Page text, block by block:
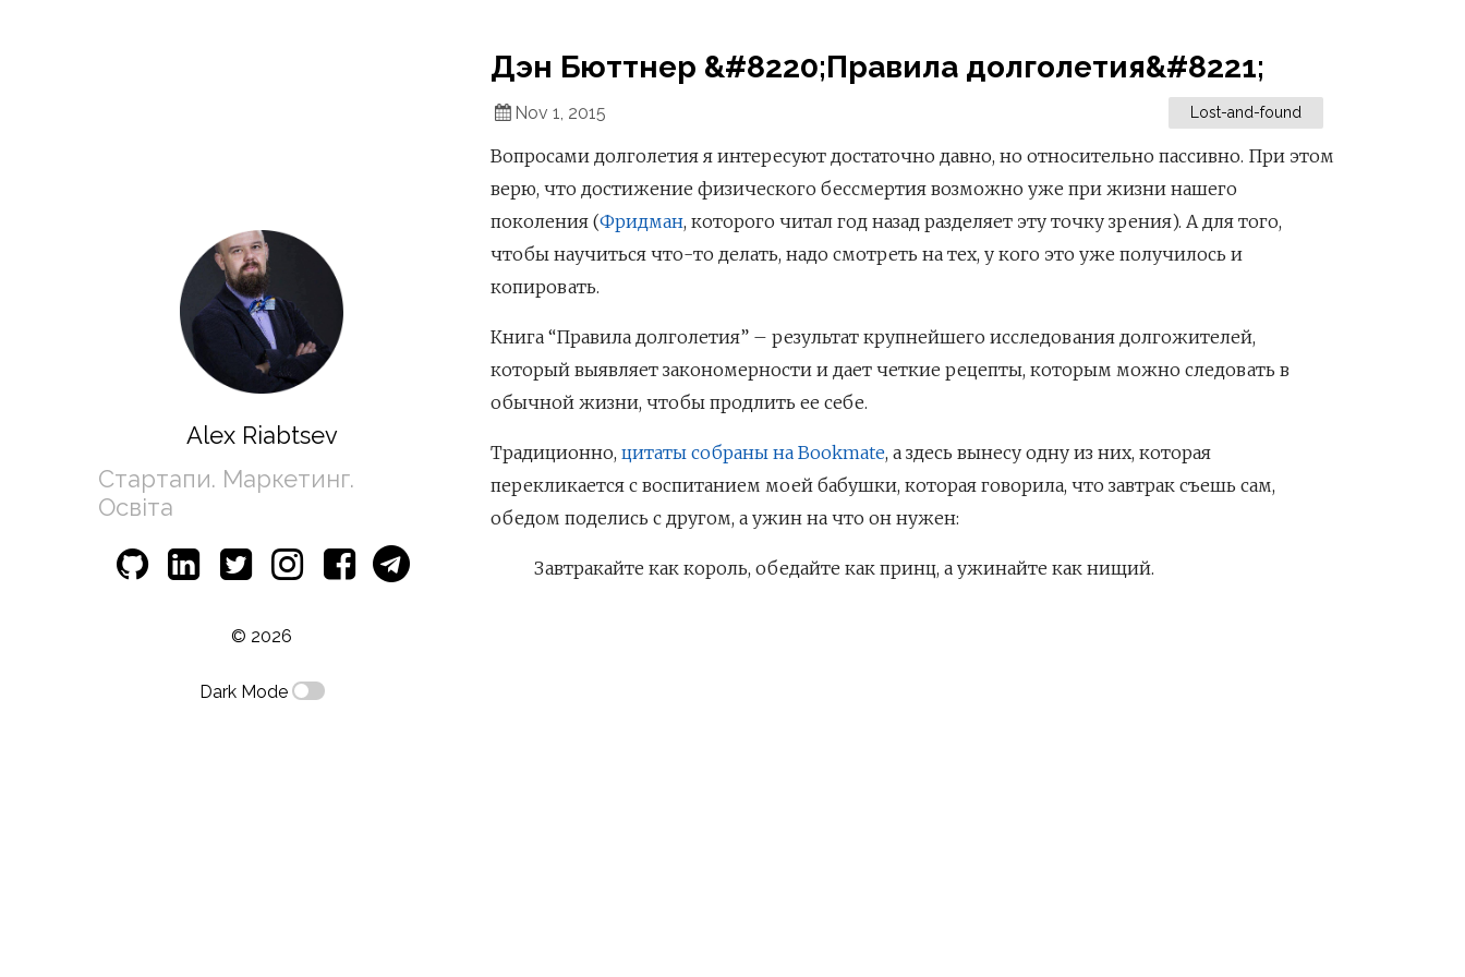
Alex Riabtsev
Стартапи. Маркетинг.
Освіта
© 2026
Dark Mode
Дэн Бюттнер &#8220;Правила долголетия&#8221;
Nov 1, 2015 Lost-and-found
Вопросами долголетия я интересуют достаточно давно, но относительно пассивно. При этом
верю, что достижение физического бессмертия возможно уже при жизни нашего
поколения (Фридман, которого читал год назад разделяет эту точку зрения). А для того,
чтобы научиться что-то делать, надо смотреть на тех, у кого это уже получилось и
копировать.
Книга “Правила долголетия” – результат крупнейшего исследования долгожителей,
который выявляет закономерности и дает четкие рецепты, которым можно следовать в
обычной жизни, чтобы продлить ее себе.
Традиционно, цитаты собраны на Bookmate, а здесь вынесу одну из них, которая
перекликается с воспитанием моей бабушки, которая говорила, что завтрак съешь сам,
обедом поделись с другом, а ужин на что он нужен:
Завтракайте как король, обедайте как принц, а ужинайте как нищий.